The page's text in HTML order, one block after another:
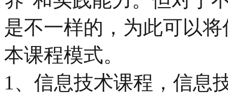
是不一样的，为此可以
本课程模式。
1、信息技术课程，信息